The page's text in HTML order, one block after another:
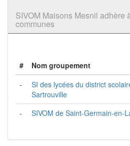
SIVOM Maisons Mesnil adhère
communes
# Nom groupement
-
SI des lycées du district
Sartrouville
- SIVOM de Saint-Germain-en-